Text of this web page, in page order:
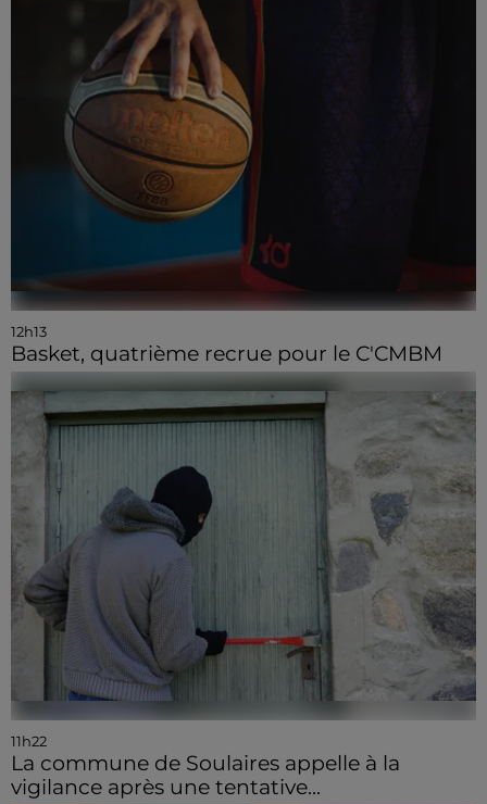
12h13
Basket, quatrième recrue pour le C'CMBM
11h22
La commune de Soulaires appelle à la
vigilance après une tentative...